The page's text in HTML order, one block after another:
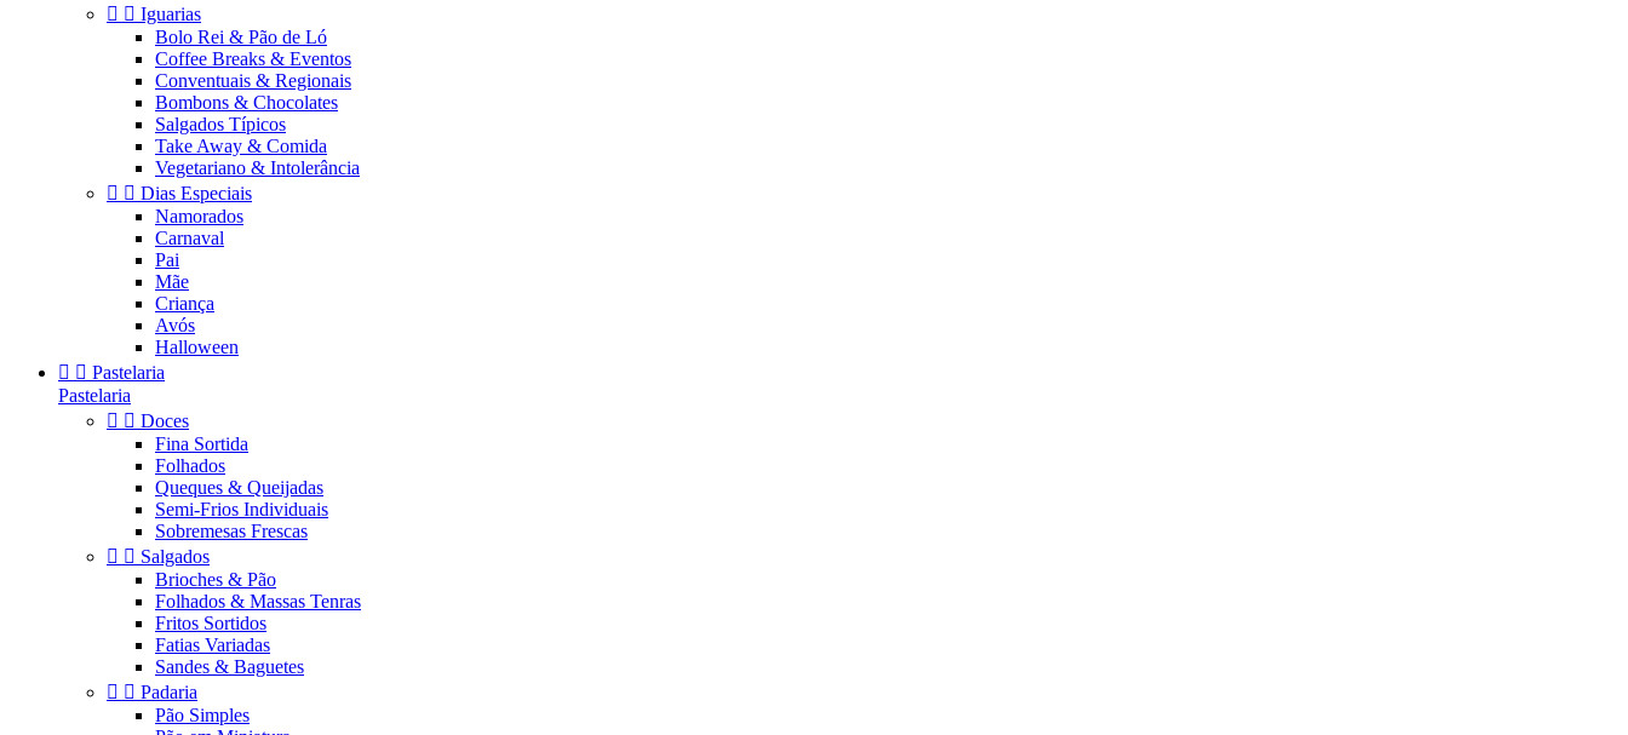
  Iguarias
Bolo Rei & Pão de Ló
Coffee Breaks & Eventos
Conventuais & Regionais
Bombons & Chocolates
Salgados Típicos
Take Away & Comida
Vegetariano & Intolerância
  Dias Especiais
Namorados
Carnaval
Pai
Mãe
Criança
Avós
Halloween
  Pastelaria
Pastelaria
  Doces
Fina Sortida
Folhados
Queques & Queijadas
Semi-Frios Individuais
Sobremesas Frescas
  Salgados
Brioches & Pão
Folhados & Massas Tenras
Fritos Sortidos
Fatias Variadas
Sandes & Baguetes
  Padaria
Pão Simples